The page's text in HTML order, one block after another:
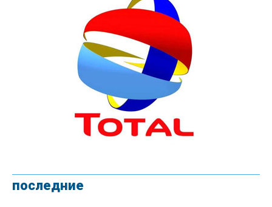
последние